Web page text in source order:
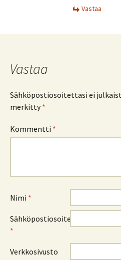
Vastaa
Vastaa
Sähköpostiosoitettasi ei
merkitty*
Kommentti *
Nimi *
Sähköpostiosoite
*
Verkkosivusto